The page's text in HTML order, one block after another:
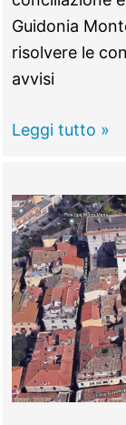
Guidonia
risolvere le
avvisi
GUIDONIA
e
Tasi,
evasi
3
milioni
di
euro:
la
Leggi tutto »